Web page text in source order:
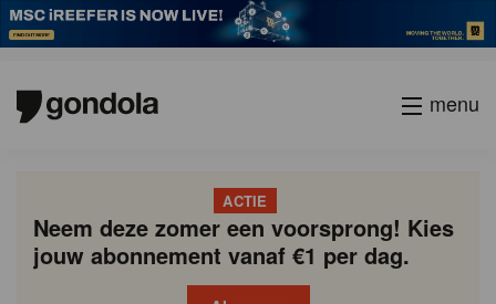
menu
ACTIE
Neem deze zomer een voorsprong! Kies
jouw abonnement vanaf €1 per dag.